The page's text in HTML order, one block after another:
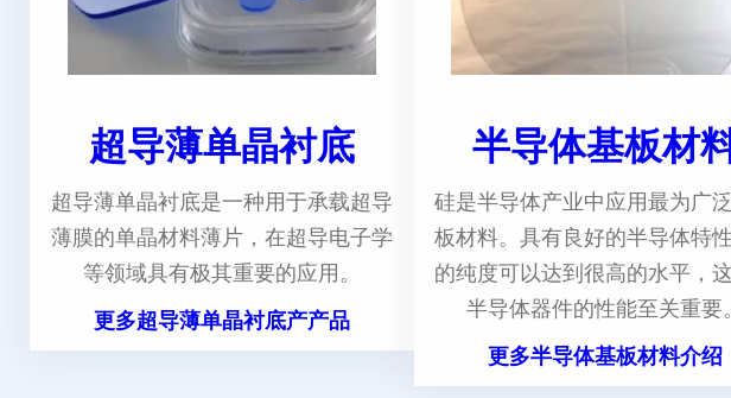
超导薄单晶衬底
超导薄单晶衬底是一种用于承载超导
薄膜的单晶材料薄片，在超导电子学
等领域具有极其重要的应用。
更多超导薄单晶衬底产产品
半导体基板材
硅是半导体产业中应用最为广
板材料。具有良好的半导体特
的纯度可以达到很高的水平，
半导体器件的性能至关重要
更多半导体基板材料介绍